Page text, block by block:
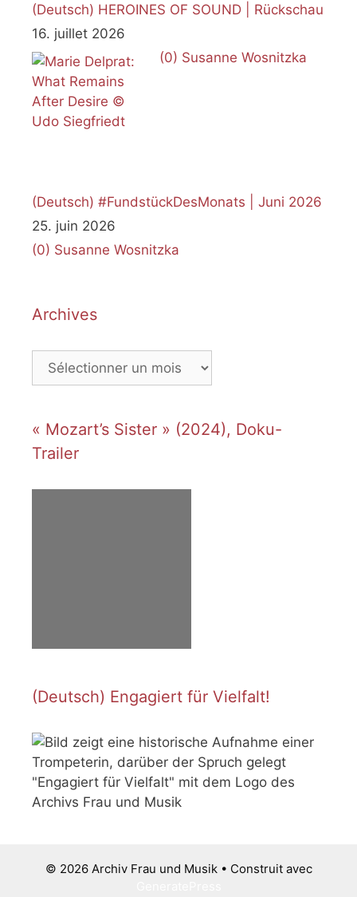
(Deutsch) HEROINES OF SOUND | Rückschau
16. juillet 2026
(0) Susanne Wosnitzka
(Deutsch) #FundstückDesMonats | Juni 2026
25. juin 2026
(0) Susanne Wosnitzka
Archives
Archives
« Mozart’s Sister » (2024), Doku-
Trailer
(Deutsch) Engagiert für Vielfalt!
© 2026 Archiv Frau und Musik• Construit avec